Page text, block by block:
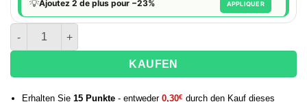
💡Ajoutez 2 de plus pour −23% APPLIQUER
Menge von Smoking Regular Gold X25
KAUFEN
Erhalten Sie 15Punkte- entweder 0,30€ durch den Kauf dieses